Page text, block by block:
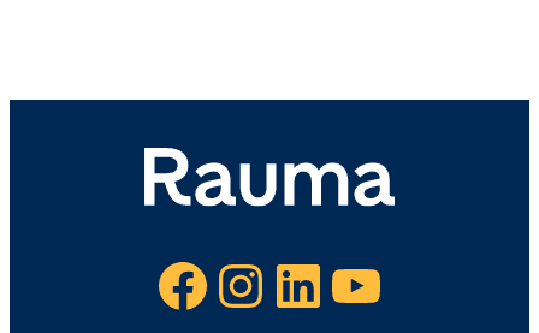
Facebook Instagram LinkedIn YouTube